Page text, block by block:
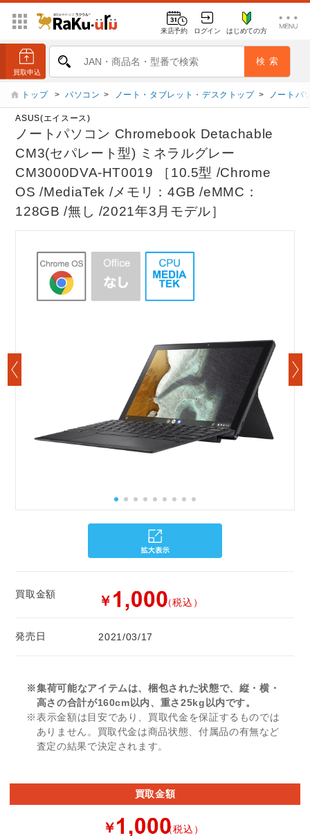
来店予約 ログイン はじめての方
トップ > パソコン > ノート・タブレット・デスクトップ > ノートパ
ASUS(エイスース)
ノートパソコン Chromebook Detachable
CM3(セパレート型) ミネラルグレー
CM3000DVA-HT0019 ［10.5型 /Chrome
OS /MediaTek /メモリ：4GB /eMMC：
128GB /無し /2021年3月モデル］
買取金額 ￥ （税込）
発売日 2021/03/17
※集荷可能なアイテムは、梱包された状態で、縦・横・
高さの合計が160cm以内、重さ25kg以内です。
※表示金額は目安であり、買取代金を保証するものでは
ありません。買取代金は商品状態、付属品の有無など
査定の結果で決定されます。
買取金額
￥ （税込）